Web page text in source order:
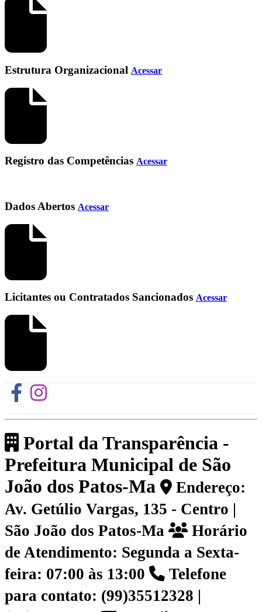
Estrutura Organizacional Acessar
Registro das Competências Acessar
Dados Abertos Acessar
Licitantes ou Contratados Sancionados Acessar
Portal da Transparência -
Prefeitura Municipal de São
João dos Patos-Ma
Endereço:
Av. Getúlio Vargas, 135 - Centro |
São João dos Patos-Ma
Horário
de Atendimento: Segunda a Sexta-
feira: 07:00 às 13:00
Telefone
para contato: (99)35512328 |